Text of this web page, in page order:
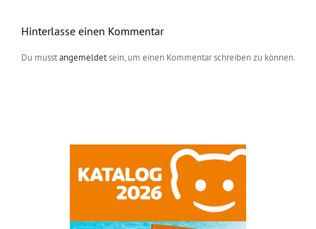
Hinterlasse einen Kommentar
Du musstangemeldetsein, um einen Kommentar schreiben zu können.